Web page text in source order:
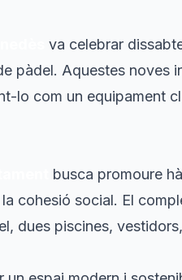
va celebrar
pàdel. Aquestes noves
lo com un equipament
busca promoure
cohesió social. El
dues piscines,